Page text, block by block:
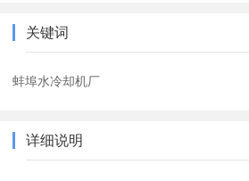
关键词
蚌埠水冷却机厂
详细说明